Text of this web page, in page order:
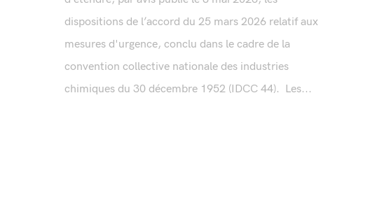
dispositions de l’accord du 25 mars 2026 relatif aux
mesures d'urgence, conclu dans le cadre de la
convention collective nationale des industries
chimiques du 30 décembre 1952 (IDCC 44). Les...